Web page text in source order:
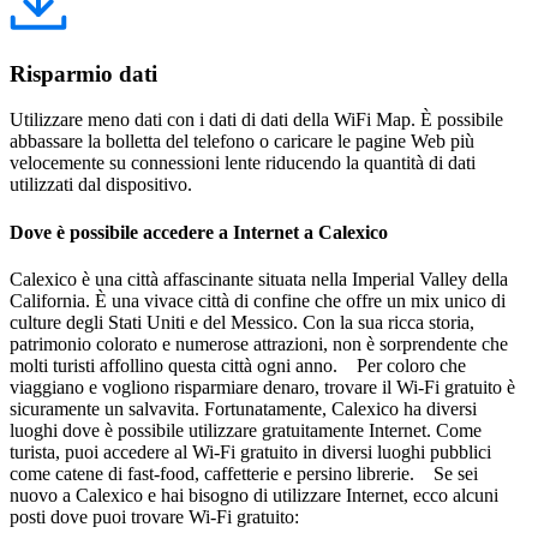
Risparmio dati
Utilizzare meno dati con i dati di dati della WiFi Map. È possibile
abbassare la bolletta del telefono o caricare le pagine Web più
velocemente su connessioni lente riducendo la quantità di dati
utilizzati dal dispositivo.
Dove è possibile accedere a Internet a Calexico
Calexico è una città affascinante situata nella Imperial Valley della
California. È una vivace città di confine che offre un mix unico di
culture degli Stati Uniti e del Messico. Con la sua ricca storia,
patrimonio colorato e numerose attrazioni, non è sorprendente che
molti turisti affollino questa città ogni anno. Per coloro che
viaggiano e vogliono risparmiare denaro, trovare il Wi-Fi gratuito è
sicuramente un salvavita. Fortunatamente, Calexico ha diversi
luoghi dove è possibile utilizzare gratuitamente Internet. Come
turista, puoi accedere al Wi-Fi gratuito in diversi luoghi pubblici
come catene di fast-food, caffetterie e persino librerie. Se sei
nuovo a Calexico e hai bisogno di utilizzare Internet, ecco alcuni
posti dove puoi trovare Wi-Fi gratuito: